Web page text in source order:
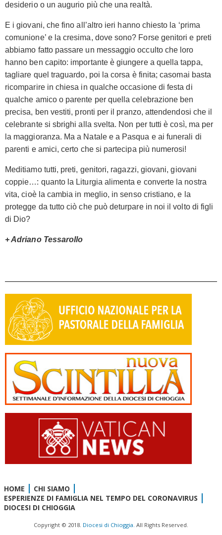
desiderio o un augurio più che una realtà.
E i giovani, che fino all’altro ieri hanno chiesto la ‘prima
comunione’ e la cresima, dove sono? Forse genitori e preti
abbiamo fatto passare un messaggio occulto che loro
hanno ben capito: importante è giungere a quella tappa,
tagliare quel traguardo, poi la corsa è finita; casomai basta
ricomparire in chiesa in qualche occasione di festa di
qualche amico o parente per quella celebrazione ben
precisa, ben vestiti, pronti per il pranzo, attendendosi che il
celebrante si sbrighi alla svelta. Non per tutti è così, ma per
la maggioranza. Ma a Natale e a Pasqua e ai funerali di
parenti e amici, certo che si partecipa più numerosi!
Meditiamo tutti, preti, genitori, ragazzi, giovani, giovani
coppie…: quanto la Liturgia alimenta e converte la nostra
vita, cioè la cambia in meglio, in senso cristiano, e la
protegge da tutto ciò che può deturpare in noi il volto di figli
di Dio?
+ Adriano Tessarollo
HOME
CHI SIAMO
ESPERIENZE DI FAMIGLIA NEL TEMPO DEL CORONAVIRUS
DIOCESI DI CHIOGGIA
Copyright © 2018. Diocesi di Chioggia. All Rights Reserved.